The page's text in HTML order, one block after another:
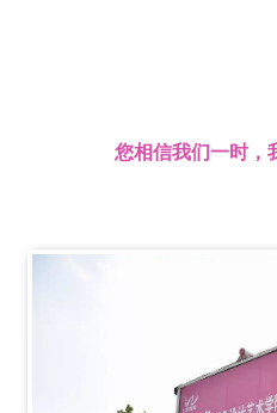
您相信我们一时，